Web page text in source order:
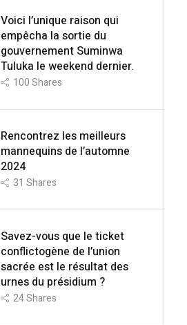
Voici l’unique raison qui
empêcha la sortie du
gouvernement Suminwa
Tuluka le weekend dernier.
100Shares
Rencontrez les meilleurs
mannequins de l’automne
2024
31 Shares
Savez-vous que le ticket
conflictogène de l’union
sacrée est le résultat des
urnes du présidium ?
24Shares